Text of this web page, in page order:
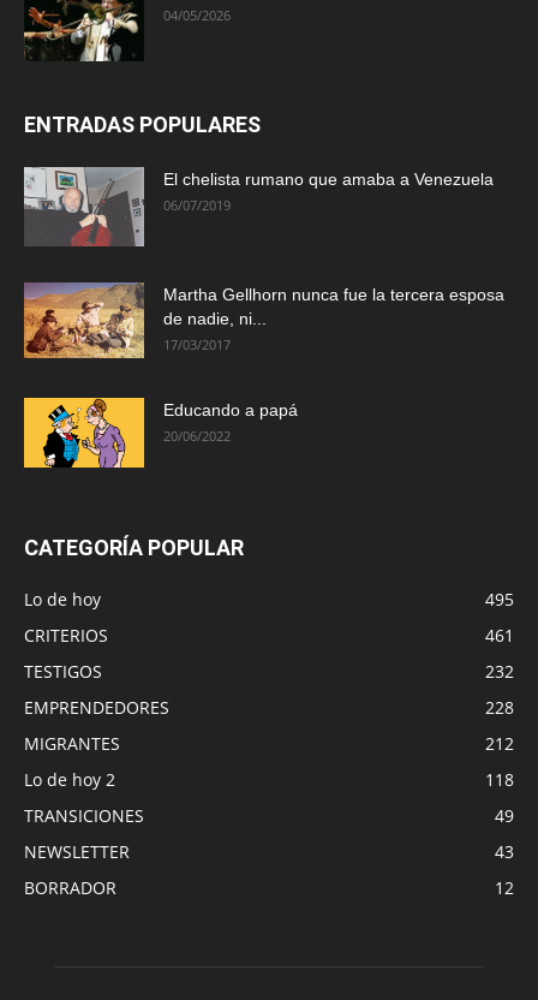
04/05/2026
ENTRADAS POPULARES
El chelista rumano que amaba a Venezuela
06/07/2019
Martha Gellhorn nunca fue la tercera esposa
de nadie, ni...
17/03/2017
Educando a papá
20/06/2022
CATEGORÍA POPULAR
Lo de hoy
495
CRITERIOS
461
TESTIGOS
232
EMPRENDEDORES
228
MIGRANTES
212
Lo de hoy 2
118
TRANSICIONES
49
NEWSLETTER
43
BORRADOR
12